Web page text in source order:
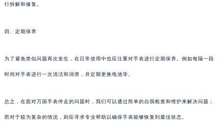
行拆解和修复。
四、定期保养
为了避免类似问题再次发生，在日常使用中也应注重对手表进行定期保养。例如每隔一段
时间对手表进行一次清洁和润滑，并定期更换电池等。
总之，在面对万国手表停走的问题时，我们可以通过简单的自我检查和维护来解决问题；
而对于较为复杂的情况，则应寻求专业帮助以确保手表能够恢复到最佳状态。